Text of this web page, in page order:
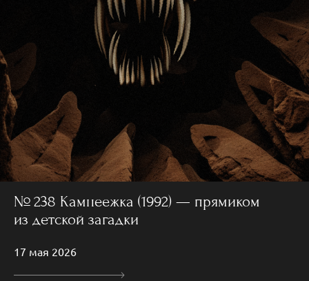
№ 238 Камнеежка (1992) — прямиком
из детской загадки
17 мая 2026